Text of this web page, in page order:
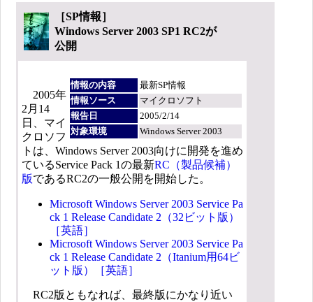
［SP情報］
Windows Server 2003 SP1 RC2が
公開
情報の内容
最新SP情報
情報ソース
マイクロソフト
報告日
2005/2/14
対象環境
Windows Server 2003
2005年
2月14
日、マイ
クロソフ
トは、Windows Server 2003向けに開発を進め
ているService Pack 1の最新RC（製品候補）
版であるRC2の一般公開を開始した。
Microsoft Windows Server 2003 Service Pa
ck 1 Release Candidate 2（32ビット版）
［英語］
Microsoft Windows Server 2003 Service Pa
ck 1 Release Candidate 2（Itanium用64ビ
ット版）［英語］
RC2版ともなれば、最終版にかなり近い